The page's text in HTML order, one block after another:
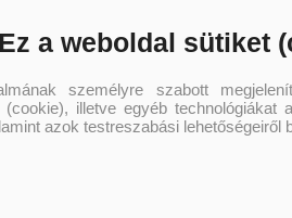
A harmadik Gilmore lány
Háborgó
a weboldal sütiket
személyre szabott
illetve egyéb technológiákat
azok testreszabási lehetőségeiről